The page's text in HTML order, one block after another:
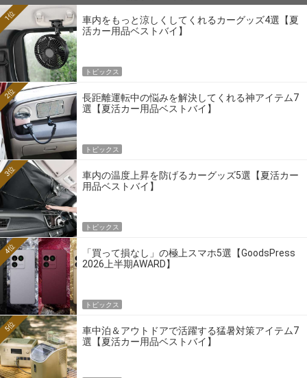
車内をもっと涼しくしてくれるカーグッズ4選【夏
活カー用品ベストバイ】
1位
トピックス
長距離運転中の悩みを解決してくれる神アイテム7
選【夏活カー用品ベストバイ】
2位
トピックス
車内の温度上昇を防げるカーグッズ5選【夏活カー
用品ベストバイ】
3位
トピックス
「買って損なし」の極上スマホ5選【GoodsPress
2026上半期AWARD】
4位
トピックス
車中泊＆アウトドアで活躍する猛暑対策アイテム7
選【夏活カー用品ベストバイ】
5位